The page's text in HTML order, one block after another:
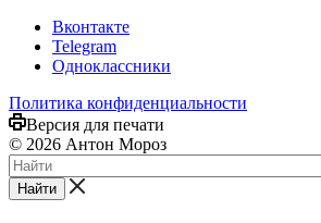
Вконтакте
Telegram
Одноклассники
Политика конфиденциальности
Версия для печати
© 2026 Антон Мороз
Найти